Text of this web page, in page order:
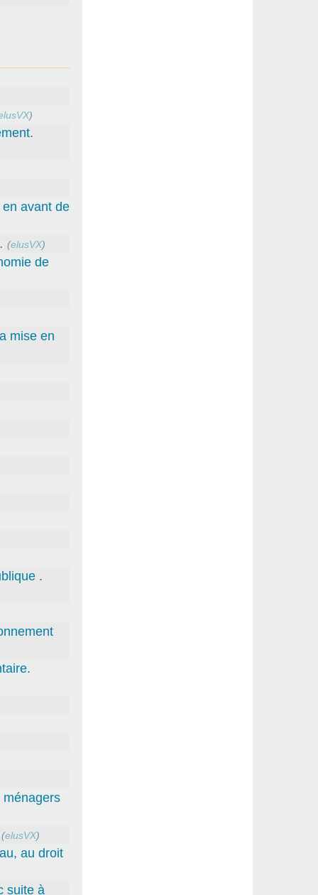
)
avant de
(elusVX)
de
mise en
.
(elusVX)
au droit
suite à